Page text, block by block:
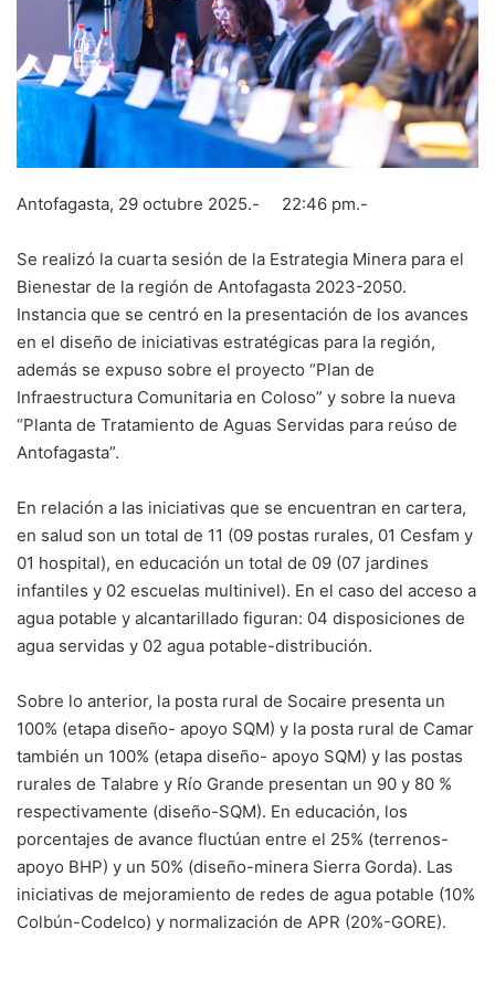
Antofagasta, 29 octubre 2025.- 22:46 pm.-
Se realizó la cuarta sesión de la Estrategia Minera para el
Bienestar de la región de Antofagasta 2023-2050.
Instancia que se centró en la presentación de los avances
en el diseño de iniciativas estratégicas para la región,
además se expuso sobre el proyecto “Plan de
Infraestructura Comunitaria en Coloso” y sobre la nueva
“Planta de Tratamiento de Aguas Servidas para reúso de
Antofagasta”.
En relación a las iniciativas que se encuentran en cartera,
en salud son un total de 11 (09 postas rurales, 01 Cesfam y
01 hospital), en educación un total de 09 (07 jardines
infantiles y 02 escuelas multinivel). En el caso del acceso a
agua potable y alcantarillado figuran: 04 disposiciones de
agua servidas y 02 agua potable-distribución.
Sobre lo anterior, la posta rural de Socaire presenta un
100% (etapa diseño- apoyo SQM) y la posta rural de Camar
también un 100% (etapa diseño- apoyo SQM) y las postas
rurales de Talabre y Río Grande presentan un 90 y 80 %
respectivamente (diseño-SQM). En educación, los
porcentajes de avance fluctúan entre el 25% (terrenos-
apoyo BHP) y un 50% (diseño-minera Sierra Gorda). Las
iniciativas de mejoramiento de redes de agua potable (10%
Colbún-Codelco) y normalización de APR (20%-GORE).